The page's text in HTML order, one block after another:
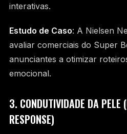
interativas.
Estudo de Caso: A Nielsen
avaliar comerciais do Super
anunciantes a otimizar
emocional.
3. CONDUTIVIDADE DA PELE
RESPONSE)